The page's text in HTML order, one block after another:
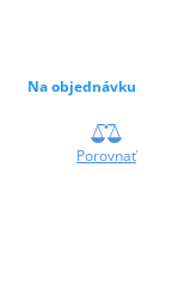
Na objednávku
Porovnať